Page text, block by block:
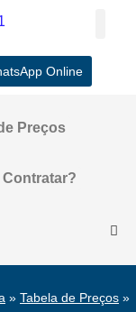
Online
Preços
» Tabela de Preços »